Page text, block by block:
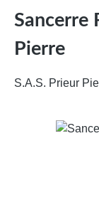
Sancerre
Pierre
S.A.S. Prieur
Bildergalerie